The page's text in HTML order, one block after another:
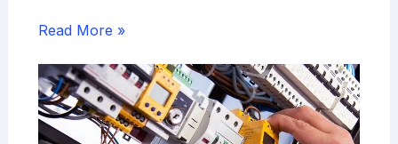
Read More »